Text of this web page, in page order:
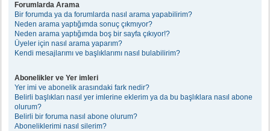
Forumlarda Arama
Bir forumda ya da forumlarda nasıl arama yapabilirim?
Neden arama yaptığımda sonuç çıkmıyor?
Neden arama yaptığımda boş bir sayfa çıkıyor!?
Üyeler için nasıl arama yaparım?
Kendi mesajlarımı ve başlıklarımı nasıl bulabilirim?
Abonelikler ve Yer imleri
Yer imi ve abonelik arasındaki fark nedir?
Belirli başlıkları nasıl yer imlerine eklerim ya da bu başlıklara nasıl abone
olurum?
Belirli bir foruma nasıl abone olurum?
Aboneliklerimi nasıl silerim?